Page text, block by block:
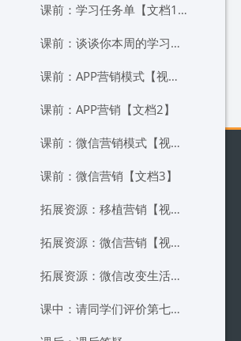
课前：学习任务单【文档1】
课前：谈谈你本周的学习计划
课前：APP营销模式【视频1】
课前：APP营销【文档2】
课前：微信营销模式【视频2】
课前：微信营销【文档3】
拓展资源：移植营销【视频3】
拓展资源：微信营销【视频4】
拓展资源：微信改变生活【视频5】
课中：请同学们评价第七、八、九、十、十一组汇报表现